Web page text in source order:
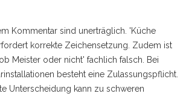
Kommentar sind unerträglich. 'Küche
korrekte Zeichensetzung. Zudem ist
Meister oder nicht' fachlich falsch. Bei
besteht eine Zulassungspflicht.
Unterscheidung kann zu schweren